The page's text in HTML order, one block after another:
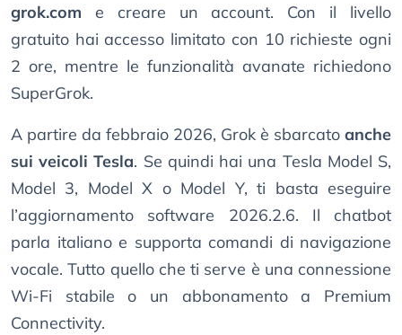
grok.com e creare un account. Con il livello
gratuito hai accesso limitato con 10 richieste ogni
2 ore, mentre le funzionalità avanate richiedono
SuperGrok.
A partire da febbraio 2026, Grok è sbarcato anche
sui veicoli Tesla. Se quindi hai una Tesla Model S,
Model 3, Model X o Model Y, ti basta eseguire
l’aggiornamento software 2026.2.6. Il chatbot
parla italiano e supporta comandi di navigazione
vocale. Tutto quello che ti serve è una connessione
Wi-Fi stabile o un abbonamento a Premium
Connectivity.